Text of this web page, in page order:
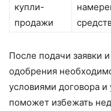
купли-
продажи
После подачи заявки
одобрения
условиями договора и
поможет избежать